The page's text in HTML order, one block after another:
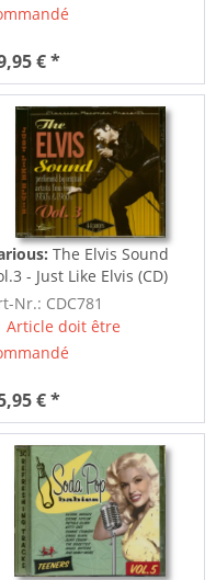
€ *
The Elvis Sound
- Just Like Elvis (CD)
Nr.: CDC781
Article doit être
€ *